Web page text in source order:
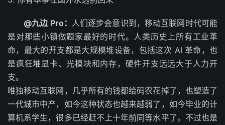
@九边 Pro： 人们逐步会意识到，移动互联网时代可能
是对那些小镇做题家最好的时代。人类历史上所有工业革
命，最大的开支都是大规模堆设备，包括这次 AI 革命，也
是疯狂堆显卡、光模块和内存，硬件开支远远大于人力开
支。
唯独移动互联网，几乎所有的钱都给码农花掉了，也塑造了
一代城市中产，如今这种状态也越来越弱了，如今毕业的计
算机系学生，很多已经赶不上十年前同等水平了。不过也是